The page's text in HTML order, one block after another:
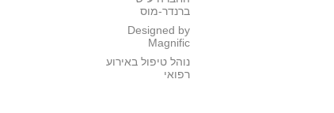
ברנדר-מוס
Designed by
Magnific
נוהל טיפול באירוע
רפואי